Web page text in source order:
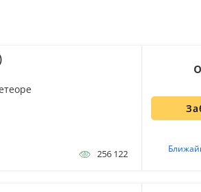
256 122